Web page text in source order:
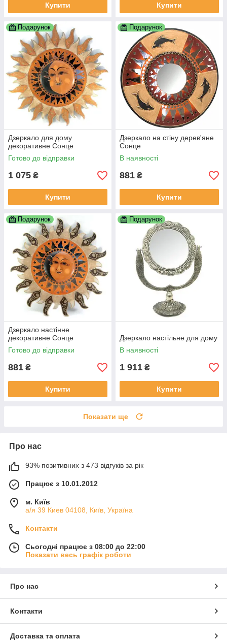
Купити Купити
Подарунок
Дзеркало для дому
декоративне Сонце
Готово до відправки
1 075 ₴
Купити
Подарунок
Дзеркало на стіну дерев'яне
Сонце
В наявності
881 ₴
Купити
Подарунок
Дзеркало настінне
декоративне Сонце
Готово до відправки
881 ₴
Купити
Подарунок
Дзеркало настільне для дому
В наявності
1 911 ₴
Купити
Показати ще
Про нас
93% позитивних з 473 відгуків за рік
Працює з 10.01.2012
м. Київ
а/я 39 Киев 04108, Київ, Україна
Контакти
Сьогодні працює з 08:00 до 22:00
Показати весь графік роботи
Про нас
Контакти
Доставка та оплата